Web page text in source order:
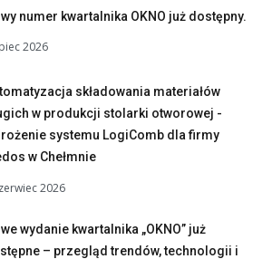
numer kwartalnika OKNO już dostępny.
2026
składowania materiałów
w produkcji stolarki otworowej -
systemu LogiComb dla firmy
w Chełmnie
2026
wydanie kwartalnika „OKNO” już
– przegląd trendów, technologii i